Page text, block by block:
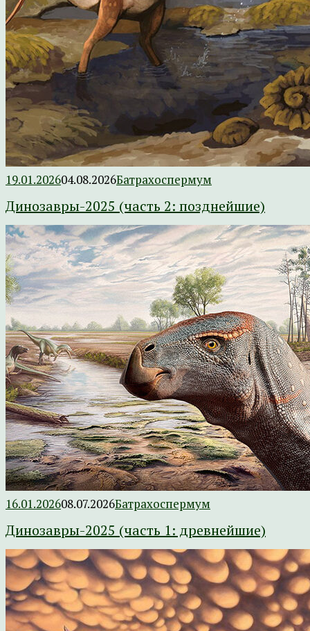
19.01.202604.08.2026Батрахоспермум
Динозавры-2025 (часть 2: позднейшие)
16.01.202608.07.2026Батрахоспермум
Динозавры-2025 (часть 1: древнейшие)